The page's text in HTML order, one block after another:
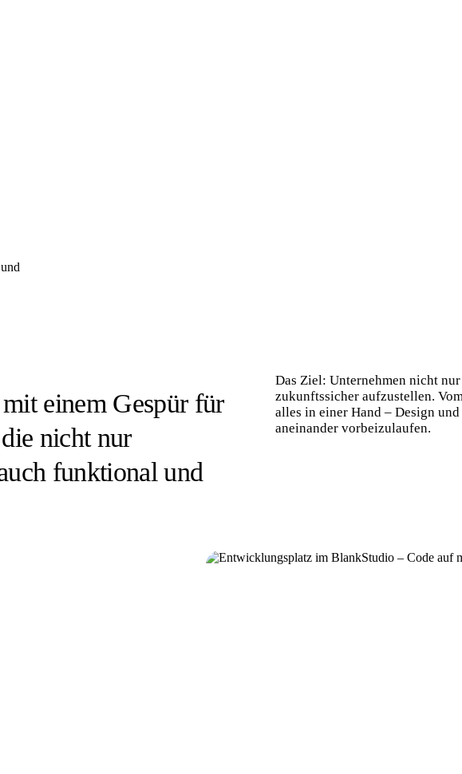
einem Gespür für
nicht nur
funktional und
Das Ziel: Unternehmen nicht
zukunftssicher aufzustellen.
alles in einer Hand – Design
aneinander vorbeizulaufen.